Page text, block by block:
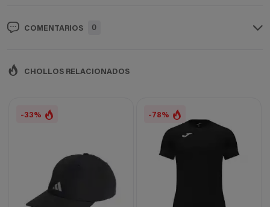
COMENTARIOS 0
CHOLLOS RELACIONADOS
-33% -78%